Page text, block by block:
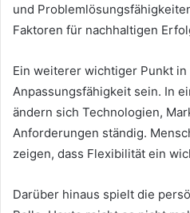
und
Faktoren für nachhaltigen
Ein weiterer wichtiger Punkt
Anpassungsfähigkeit sein. In
ändern sich Technologien,
Anforderungen ständig.
zeigen, dass Flexibilität ein
Darüber hinaus spielt die